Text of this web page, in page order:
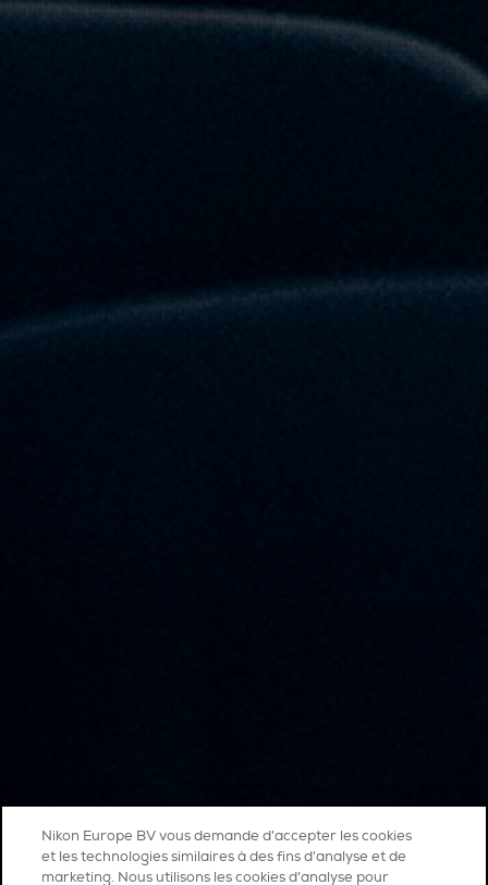
Nikon Europe BV vous demande d'accepter les cookies
et les technologies similaires à des fins d'analyse et de
marketing. Nous utilisons les cookies d’analyse pour